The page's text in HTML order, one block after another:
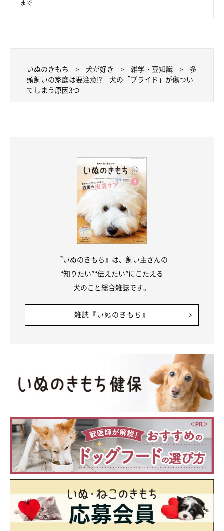
まで
いぬのきもち 犬が好き 雑学・豆知識
多
頭飼いの家庭は要注意!? 犬の「プライド」が傷つい
てしまう原因3つ
『いぬのきもち』は、飼い主さんの
“知りたい”“伝えたい”にこたえる
犬のこと総合雑誌です。
雑誌『いぬのきもち』